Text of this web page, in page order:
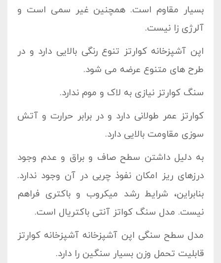
بسیار مقاوم است. همچنین غیر سمی است و
آلرژی زا نیست.
اپن آشپزخانه کوارتز تنوع رنگی بالایی دارد و در
طرح های متنوع عرضه می شود.
سنگ کوارتز نیازی به لاک و موم ندارد.
کوارتز عمر طولانی دارد و در برابر حرارت و آتش
سوزی مقاومت بالایی دارد.
به دلیل داشتن سطح صاف و براق و عدم وجود
درزهای ریز امکان نفوذ چربی در آن وجود ندارد.
بنابراین، شرایط رشد میکروب و باکتری فراهم
نیست. مدل سنگ کواتز آنتی باکتریال است.
مدل سطح سنگی اپن آشپزخانه آشپزخانه کوارتز
قابلیت تحمل وزن بسیار سنگین را دارد.